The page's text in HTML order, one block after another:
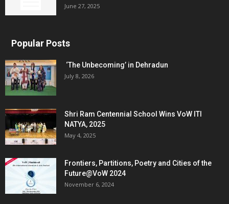
June 27, 2025
Popular Posts
‘The Unbecoming’ in Dehradun
July 8, 2026
Shri Ram Centennial School Wins VoW ITI
NATYA, 2025
May 4, 2025
Frontiers, Partitions, Poetry and Cities of the
Future@VoW 2024
November 6, 2024